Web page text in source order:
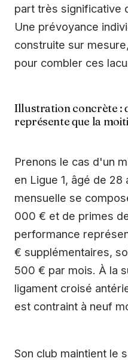
part très significative
Une prévoyance
construite sur
pour combler ces
Illustration concrète :
représente que la
Prenons le cas d'un
en Ligue 1, âgé de 28
mensuelle se
000 € et de primes
performance
€ supplémentaires,
500 € par mois. À la
ligament croisé
est contraint à neuf
Son club maintient le